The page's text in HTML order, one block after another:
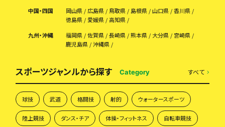
中国・四国
岡山県 広島県 鳥取県 島根県 山口県
香川県
徳島県
愛媛県
高知県
九州・沖縄
福岡県 佐賀県 長崎県 熊本県 大分県
宮崎県
鹿児島県
沖縄県
スポーツジャンルから探す Category すべて
球技 武道 格闘技 射的 ウォータースポーツ
陸上競技 ダンス・チア 体操・フィットネス 自転車競技